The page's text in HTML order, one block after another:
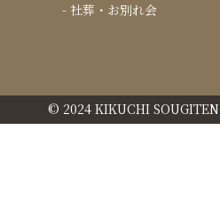
社葬・お別れ会
© 2024 KIKUCHI SOUGITEN